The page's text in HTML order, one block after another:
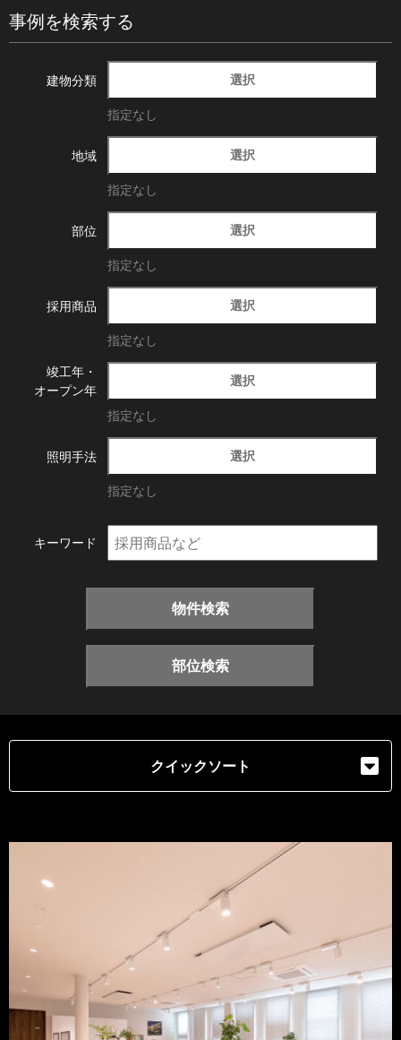
事例を検索する
建物分類 選択
指定なし
地域 選択
指定なし
部位 選択
指定なし
採用商品 選択
指定なし
竣工年・
オープン年
選択
指定なし
照明手法 選択
指定なし
キーワード
物件検索
部位検索
クイックソート